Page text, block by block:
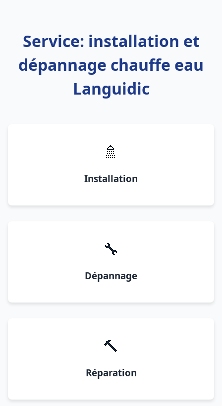
Service: installation et
dépannage chauffe eau
Languidic
🚿
Installation
🔧
Dépannage
🔨
Réparation